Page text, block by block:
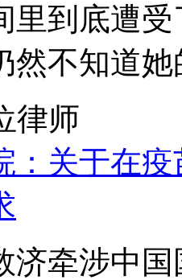
里到底遭
然不知道
律师
：关于在
济牵涉中